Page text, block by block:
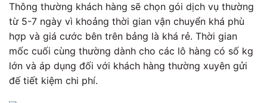
Thông thường khách hàng sẽ chọn gói dịch vụ thường
từ 5-7 ngày vì khoảng thời gian vận chuyển khá phù
hợp và giá cước bên trên bảng là khá rẻ. Thời gian
mốc cuối cùng thường dành cho các lô hàng có số kg
lớn và áp dụng đối với khách hàng thường xuyên gửi
đế tiết kiệm chi phí.